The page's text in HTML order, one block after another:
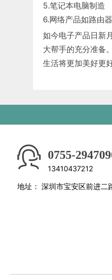
5.笔记本电脑制造
6.网络产品如路由
如今电子产品日新
大帮手的充分准备
生活将更加美好更
0755-
13410437212
地址： 深圳市宝安区前进二